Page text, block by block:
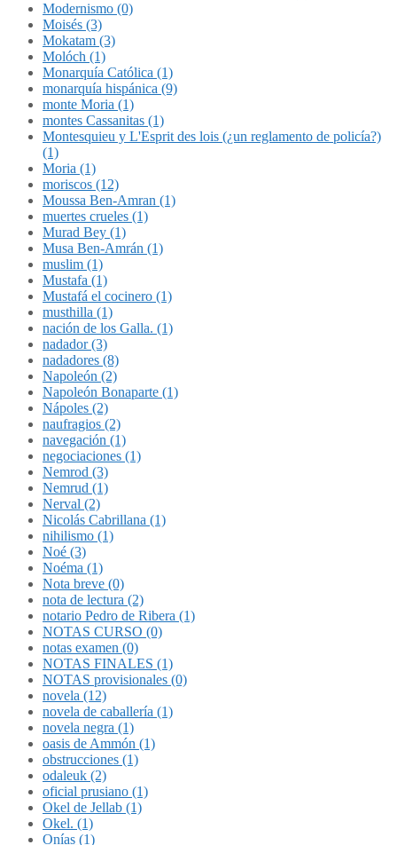
Modernismo (0)
Moisés (3)
Mokatam (3)
Molóch (1)
Monarquía Católica (1)
monarquía hispánica (9)
monte Moria (1)
montes Cassanitas (1)
Montesquieu y L'Esprit des lois (¿un reglamento de policía?)
(1)
Moria (1)
moriscos (12)
Moussa Ben-Amran (1)
muertes crueles (1)
Murad Bey (1)
Musa Ben-Amrán (1)
muslim (1)
Mustafa (1)
Mustafá el cocinero (1)
musthilla (1)
nación de los Galla. (1)
nadador (3)
nadadores (8)
Napoleón (2)
Napoleón Bonaparte (1)
Nápoles (2)
naufragios (2)
navegación (1)
negociaciones (1)
Nemrod (3)
Nemrud (1)
Nerval (2)
Nicolás Cabrillana (1)
nihilismo (1)
Noé (3)
Noéma (1)
Nota breve (0)
nota de lectura (2)
notario Pedro de Ribera (1)
NOTAS CURSO (0)
notas examen (0)
NOTAS FINALES (1)
NOTAS provisionales (0)
novela (12)
novela de caballería (1)
novela negra (1)
oasis de Ammón (1)
obstrucciones (1)
odaleuk (2)
oficial prusiano (1)
Okel de Jellab (1)
Okel. (1)
Onías (1)